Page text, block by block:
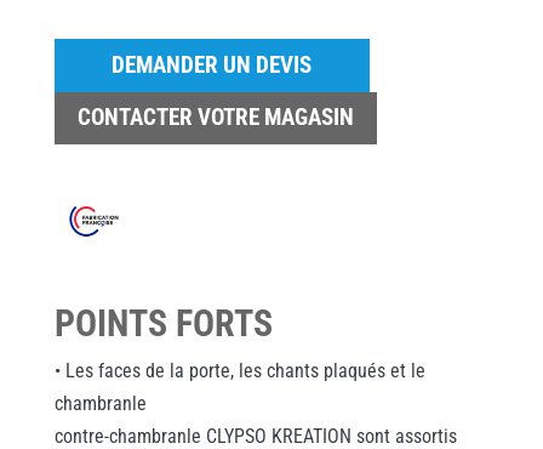
DEMANDER UN DEVIS
CONTACTER VOTRE MAGASIN
POINTS FORTS
• Les faces de la porte, les chants plaqués et le
chambranle
contre-chambranle CLYPSO KREATION sont assortis